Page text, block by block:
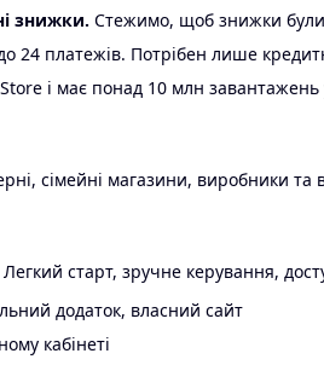
знижки. Стежимо, щоб знижки були
24 платежів. Потрібен лише
і має понад 10 млн
сімейні магазини, виробники та
старт, зручне керування,
додаток, власний сайт
кабінеті